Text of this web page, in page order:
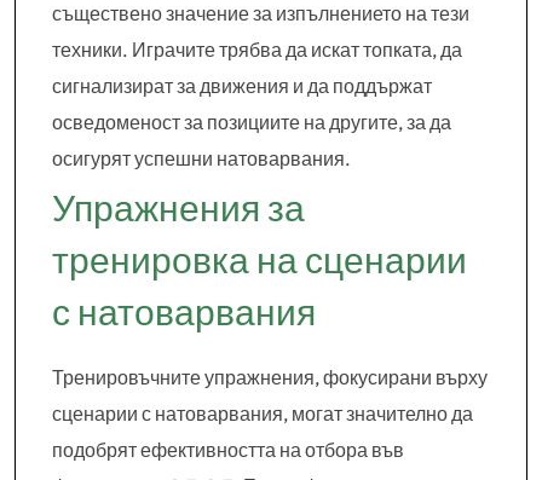
съществено значение за изпълнението на тези
техники. Играчите трябва да искат топката, да
сигнализират за движения и да поддържат
осведоменост за позициите на другите, за да
осигурят успешни натоварвания.
Упражнения за
тренировка на сценарии
с натоварвания
Тренировъчните упражнения, фокусирани върху
сценарии с натоварвания, могат значително да
подобрят ефективността на отбора във